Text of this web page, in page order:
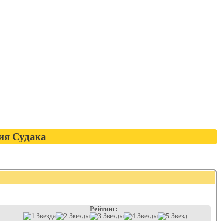
Судака
Рейтинг: